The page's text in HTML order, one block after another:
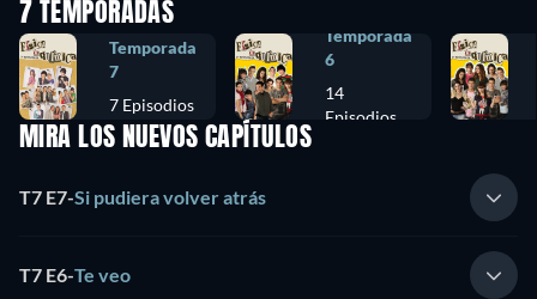
7 TEMPORADAS
Temporada
7
7 Episodios
Temporada
6
14
Episodios
MIRA LOS NUEVOS CAPÍTULOS
T7 E7-Si pudiera volver atrás
T7 E6-Te veo